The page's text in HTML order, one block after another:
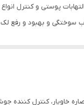
پوستی و کنترل
سوختگی و بهبود و رفع